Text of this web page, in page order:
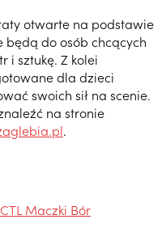
otwarte na podstawie
będą do osób chcących
i sztukę. Z kolei
dla dzieci
swoich sił na scenie.
na stronie
.